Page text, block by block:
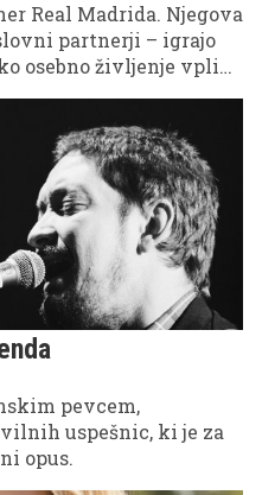
Real Madrida. Njegova
partnerji – igrajo
osebno življenje vpliva
pevcem,
uspešnic, ki je za
opus.